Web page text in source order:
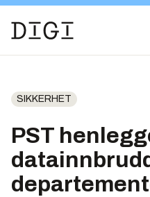
SIKKERHET
PST